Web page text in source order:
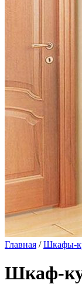
Главная /Шкафы-
Шкаф-